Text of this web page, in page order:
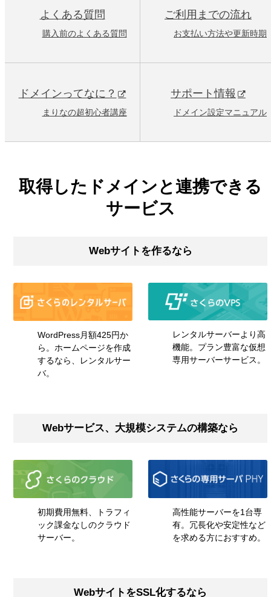
よくある質問
購入前のよくある質問
ご利用までの流れ
お支払い方法や更新時期
ドメインってなに？
まりなの超初心者講座
サポート情報
ドメイン設定マニュアル
取得したドメインと連携できる
サービス
Webサイトを作るなら
WordPress月額425円か
ら。ホームページを作成
するなら、レンタルサー
バ。
レンタルサーバーより高
機能。プラン豊富な仮想
専用サーバーサービス。
Webサービス、大規模システムの構築なら
初期費用無料、トラフィ
ック課金なしのクラウド
サーバー。
高性能サーバーを1台専
有。冗長化や安定性など
を求める方におすすめ。
WebサイトをSSL化するなら